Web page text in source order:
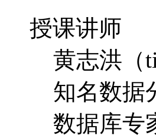
授课讲师
黄志洪（
知名数据
数据库专